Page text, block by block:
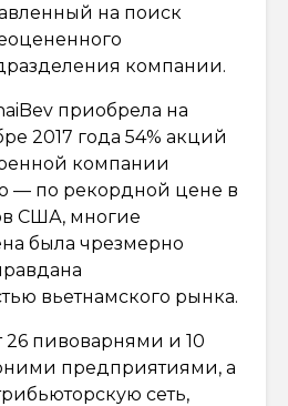
на поиск
компании.
приобрела на
2017 года 54% акций
компании
— по рекордной цене в
США, многие
была чрезмерно
вьетнамского рынка.
26 пивоварнями и 10
предприятиями, а
сеть,